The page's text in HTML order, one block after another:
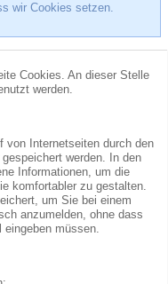
wir Cookies setzen.
Cookies. An dieser Stelle
werden.
von Internetseiten durch den
werden. In den
Informationen, um die
komfortabler zu gestalten.
um Sie bei einem
anzumelden, ohne dass
eingeben müssen.